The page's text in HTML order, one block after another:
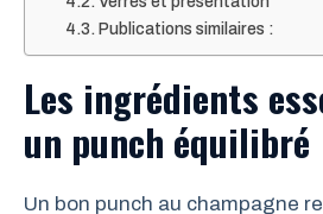
Publications similaires :
Les ingrédients
un punch équilibré
Un bon punch au champagne